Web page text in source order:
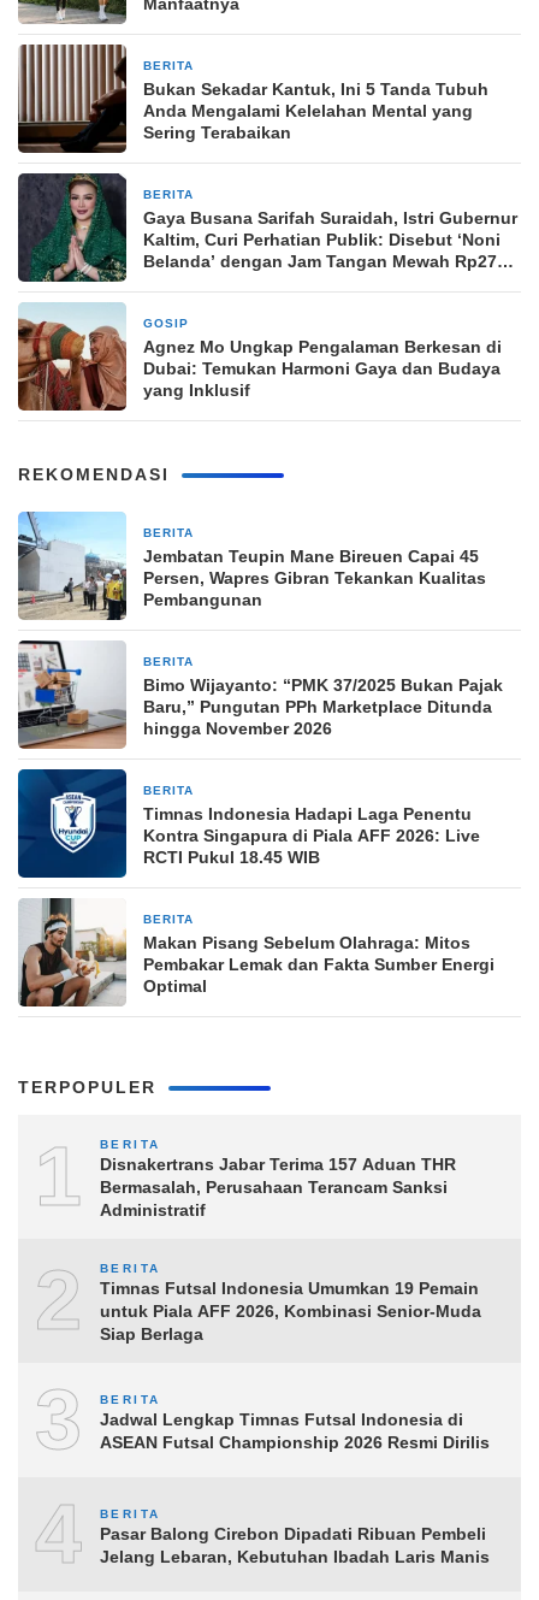
BERITA
Bukan Sekadar Kantuk, Ini 5 Tanda Tubuh
Anda Mengalami Kelelahan Mental yang
Sering Terabaikan
BERITA
Gaya Busana Sarifah Suraidah, Istri Gubernur
Kaltim, Curi Perhatian Publik: Disebut ‘Noni
Belanda’ dengan Jam Tangan Mewah Rp278
GOSIP
Agnez Mo Ungkap Pengalaman Berkesan di
Dubai: Temukan Harmoni Gaya dan Budaya
yang Inklusif
REKOMENDASI
BERITA
Jembatan Teupin Mane Bireuen Capai 45
Persen, Wapres Gibran Tekankan Kualitas
Pembangunan
BERITA
Bimo Wijayanto: “PMK 37/2025 Bukan Pajak
Baru,” Pungutan PPh Marketplace Ditunda
hingga November 2026
BERITA
Timnas Indonesia Hadapi Laga Penentu
Kontra Singapura di Piala AFF 2026: Live
RCTI Pukul 18.45 WIB
BERITA
Makan Pisang Sebelum Olahraga: Mitos
Pembakar Lemak dan Fakta Sumber Energi
Optimal
TERPOPULER
1 BERITA
Disnakertrans Jabar Terima 157 Aduan THR
Bermasalah, Perusahaan Terancam Sanksi
Administratif
2 BERITA
Timnas Futsal Indonesia Umumkan 19 Pemain
untuk Piala AFF 2026, Kombinasi Senior-Muda
Siap Berlaga
3 BERITA
Jadwal Lengkap Timnas Futsal Indonesia di
ASEAN Futsal Championship 2026 Resmi Dirilis
4 BERITA
Pasar Balong Cirebon Dipadati Ribuan Pembeli
Jelang Lebaran, Kebutuhan Ibadah Laris Manis